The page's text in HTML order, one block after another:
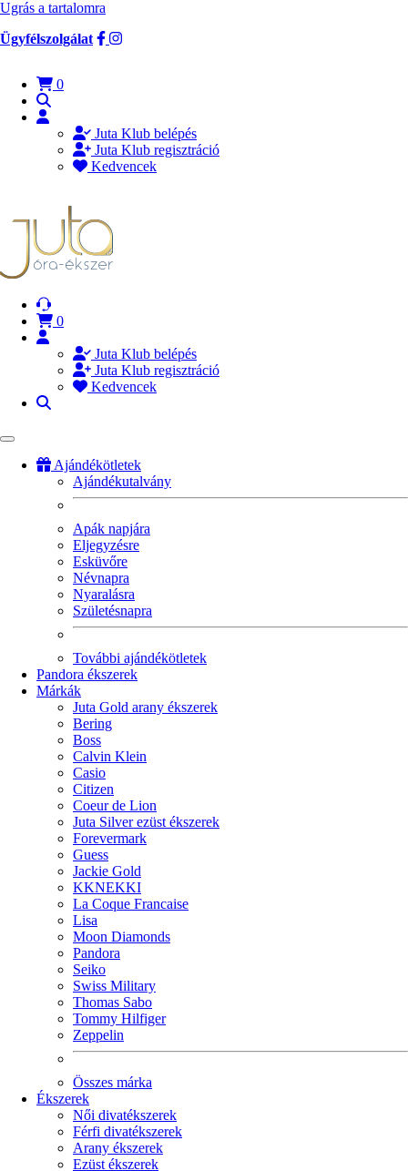
Ugrás a tartalomra
Ügyfélszolgálat
0
Juta Klub belépés
Juta Klub regisztráció
Kedvencek
0
Juta Klub belépés
Juta Klub regisztráció
Kedvencek
Ajándékötletek
Ajándékutalvány
Apák napjára
Eljegyzésre
Esküvőre
Névnapra
Nyaralásra
Születésnapra
További ajándékötletek
Pandora ékszerek
Márkák
Juta Gold arany ékszerek
Bering
Boss
Calvin Klein
Casio
Citizen
Coeur de Lion
Juta Silver ezüst ékszerek
Forevermark
Guess
Jackie Gold
KKNEKKI
La Coque Francaise
Lisa
Moon Diamonds
Pandora
Seiko
Swiss Military
Thomas Sabo
Tommy Hilfiger
Zeppelin
Összes márka
Ékszerek
Női divatékszerek
Férfi divatékszerek
Arany ékszerek
Ezüst ékszerek